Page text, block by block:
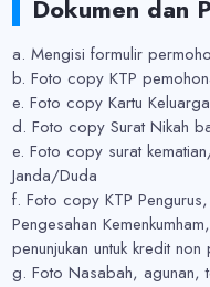
Dokumen dan
a. Mengisi formulir
b. Foto copy KTP
e. Foto copy Kartu
d. Foto copy Surat Nikah
e. Foto copy surat
Janda/Duda
f. Foto copy KTP
Pengesahan
penunjukan untuk kredit
g. Foto Nasabah, agunan,